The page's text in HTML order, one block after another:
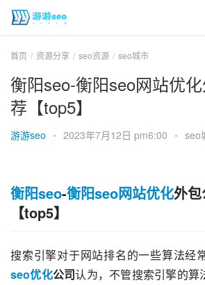
首页 资源分享 seo资源 seo城市
衡阳seo-衡阳seo网站优
荐【top5】
游游seo • 2023年7月12日 pm6:00 • seo
衡阳seo-衡阳seo网站优化外
【top5】
搜索引擎对于网站排名的一些算法经
seo优化公司认为，不管搜索引擎的算